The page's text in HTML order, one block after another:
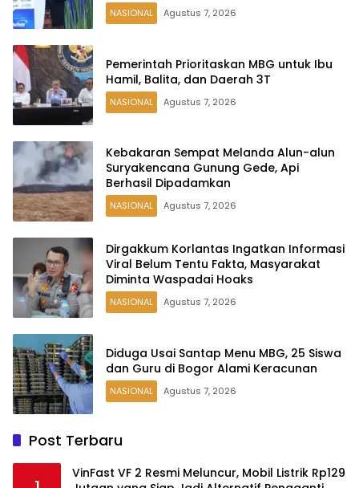
NASIONAL Agustus 7, 2026
Pemerintah Prioritaskan MBG untuk Ibu
Hamil, Balita, dan Daerah 3T
NASIONAL Agustus 7, 2026
Kebakaran Sempat Melanda Alun-alun
Suryakencana Gunung Gede, Api
Berhasil Dipadamkan
NASIONAL Agustus 7, 2026
Dirgakkum Korlantas Ingatkan Informasi
Viral Belum Tentu Fakta, Masyarakat
Diminta Waspadai Hoaks
NASIONAL Agustus 7, 2026
Diduga Usai Santap Menu MBG, 25 Siswa
dan Guru di Bogor Alami Keracunan
NASIONAL Agustus 7, 2026
Post Terbaru
VinFast VF 2 Resmi Meluncur, Mobil Listrik Rp129